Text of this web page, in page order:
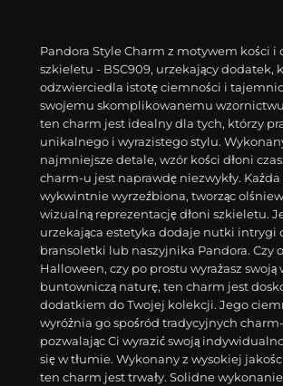
Pandora Style Charm z motywem kości i
szkieletu - BSC909, urzekający dodatek,
odzwierciedla istotę ciemności i
swojemu skomplikowanemu
ten charm jest idealny dla tych, którzy
unikalnego i wyrazistego stylu.
najmniejsze detale, wzór kości dłoni
charm-u jest naprawdę niezwykły. Każda
wykwintnie wyrzeźbiona, tworząc
wizualną reprezentację dłoni szkieletu.
urzekająca estetyka dodaje nutki intrygi
bransoletki lub naszyjnika Pandora. Czy
Halloween, czy po prostu wyrażasz swoją
buntowniczą naturę, ten charm jest
dodatkiem do Twojej kolekcji. Jego
wyróżnia go spośród tradycyjnych
pozwalając Ci wyrazić swoją
się w tłumie. Wykonany z wysokiej
ten charm jest trwały. Solidne